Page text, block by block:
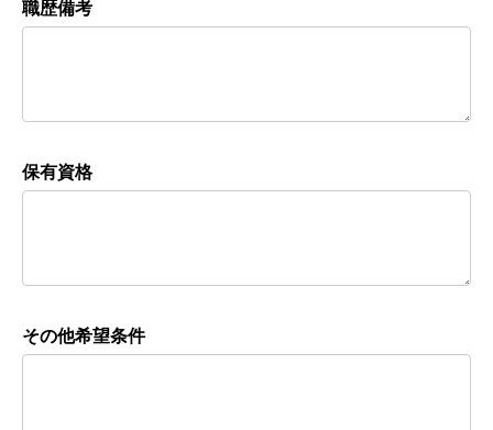
職歴備考
保有資格
その他希望条件